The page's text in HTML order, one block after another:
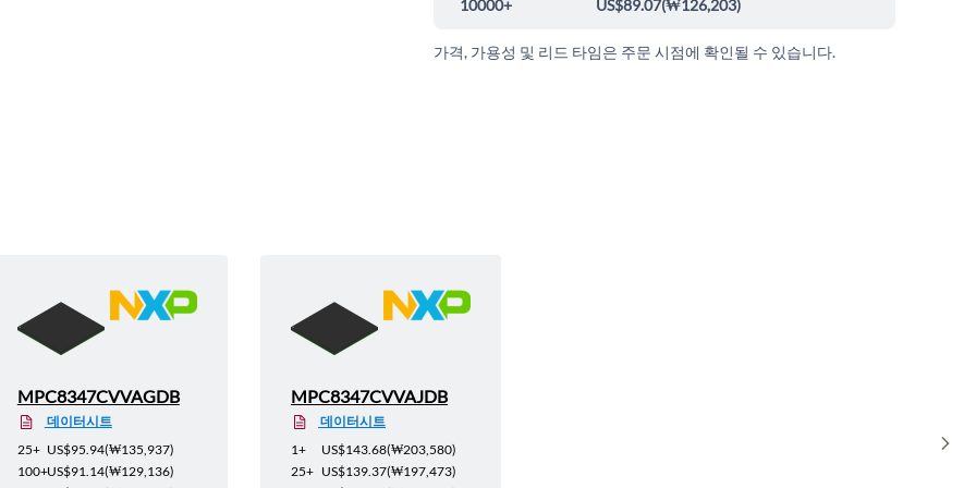
10000+ US$89.07(₩126,203)
가격, 가용성 및 리드 타임은 주문 시점에 확인될 수 있습니다.
MPC8347CVVAGDB
데이터시트
25+ US$95.94(₩135,937)
100+US$91.14(₩129,136)
MPC8347CVVAJDB
데이터시트
1+
US$143.68(₩203,580)
25+ US$139.37(₩197,473)